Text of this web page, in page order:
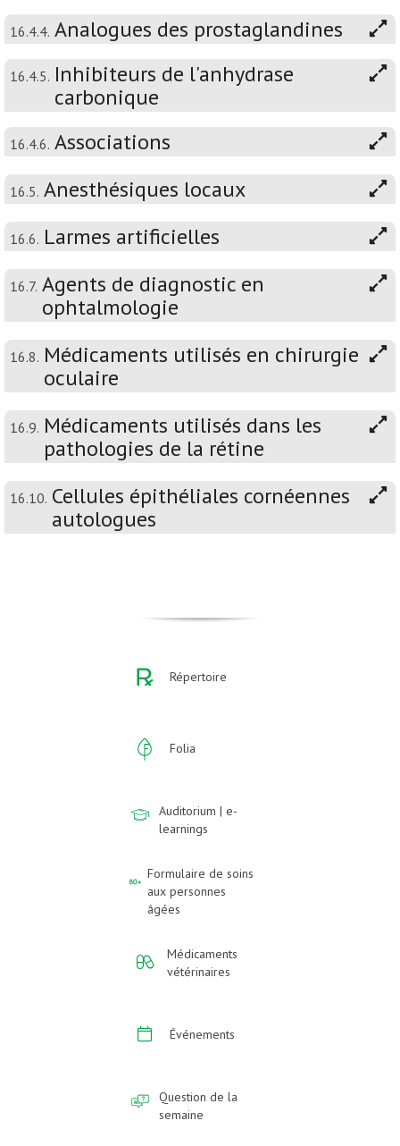
16.4.4. Analogues des prostaglandines
16.4.5. Inhibiteurs de l'anhydrase
carbonique
16.4.6. Associations
16.5. Anesthésiques locaux
16.6. Larmes artificielles
16.7. Agents de diagnostic en
ophtalmologie
16.8. Médicaments utilisés en chirurgie
oculaire
16.9. Médicaments utilisés dans les
pathologies de la rétine
16.10. Cellules épithéliales cornéennes
autologues
Répertoire
Folia
Auditorium | e-
learnings
Formulaire de soins
aux personnes
âgées
Médicaments
vétérinaires
Événements
Question de la
semaine